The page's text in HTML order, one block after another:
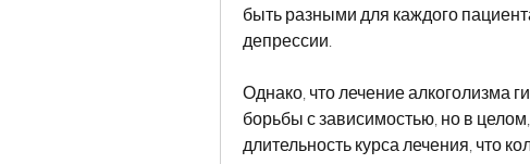
быть разными для каждого
депрессии.
Однако, что лечение алкоголизма
борьбы с зависимостью, но в
длительность курса лечения, что